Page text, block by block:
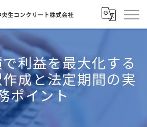
利益を最大化する
成と法定期間の実
ポイント